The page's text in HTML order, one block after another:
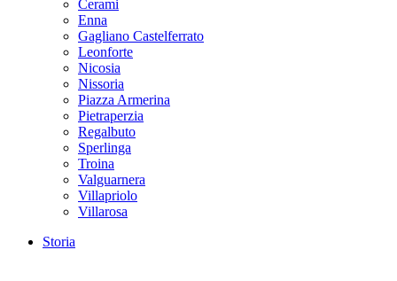
Cerami
Enna
Gagliano Castelferrato
Leonforte
Nicosia
Nissoria
Piazza Armerina
Pietraperzia
Regalbuto
Sperlinga
Troina
Valguarnera
Villapriolo
Villarosa
Storia